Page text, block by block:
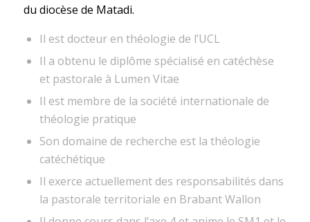
du diocèse de Matadi.
Il est docteur en théologie de l’UCL
Il a obtenu le diplôme spécialisé en catéchèse
et pastorale à Lumen Vitae
Il est membre de la société internationale de
théologie pratique
Son domaine de recherche est la théologie
catéchétique
Il exerce actuellement des responsabilités dans
la pastorale territoriale en Brabant Wallon